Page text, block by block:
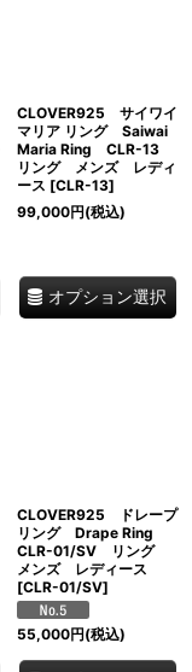
CLOVER925 サイワイ
マリア リング Saiwai
Maria Ring CLR-13
リング メンズ レディ
ース [CLR-13]
99,000円(税込)
オプション選択
CLOVER925 ドレープ
リング Drape Ring
CLR-01/SV リング
メンズ レディース
[CLR-01/SV]
55,000円(税込)